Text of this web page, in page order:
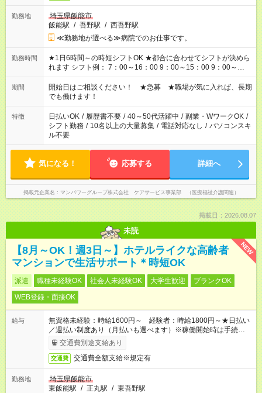
勤務地
埼玉県飯能市
飯能駅 / 吾野駅 / 西吾野駅
≪勤務地が選べる≫病院でのお仕事です。
勤務時間
★1日6時間～の時短シフトOK ★都合に合わせてシフトが決めら
れます シフト例： 7：00～16：00 9：00～15：00 9：00～
18：00 11：00～20：00 など ※Wワークの場合、他のお仕事と
合わせ週40時間超の就業はご案内できません ※法令に基づき、
週20時間以上勤務は社会保険への加入対象となります ※労働者
派遣法（日雇い派遣の原則禁止）により、短時間・短期間の就
業はご案内が難しい場合があります
期間
開始日はご相談ください！ ★急募 ★職場が気に入れば、長期
でも働けます！
特徴 日払いOK / 履歴書不要 / 40～50代活躍中 / 副業・WワークOK /
シフト勤務 / 10名以上の大量募集 / 電話対応なし / パソコンスキ
ル不要
気になる！ 応募する 詳細へ
掲載元企業名 マンパワーグループ株式会社 ケアサービス事業部 （医療福祉介護関連）
掲載日：2026.08.07
未読
NEW
【8月～OK！週3日～】ホテルライクな高齢者
マンションで生活サポート＊時短OK
派遣 職種未経験OK 社会人未経験OK 大学生歓迎
ブランクOK
WEB登録・面接OK
給与
無資格未経験：時給1600円～ 経験者：時給1800円～★日払い
／週払い制度あり（月払いも選べます）※稼働開始時は手続き完
了次第のお支払いとなります。
交通費別途支給あり
交通費 交通費全額支給※規定有
勤務地
埼玉県飯能市
東飯能駅 / 正丸駅 / 東吾野駅